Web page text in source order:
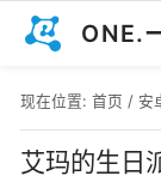
ONE.
现在位置: 首页 / 安
艾玛的生日